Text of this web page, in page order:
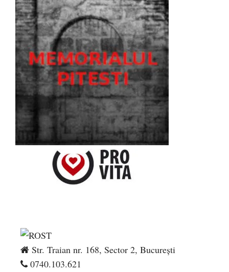
Str. Traian nr. 168, Sector 2, București
0740.103.621